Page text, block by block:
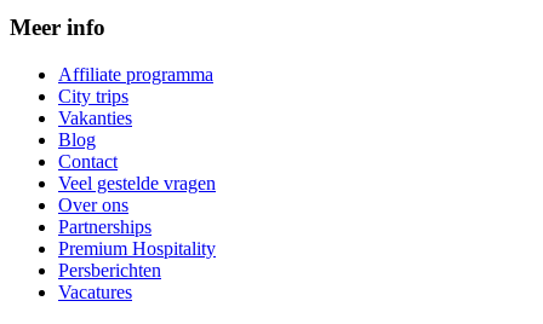
Meer info
Affiliate programma
City trips
Vakanties
Blog
Contact
Veel gestelde vragen
Over ons
Partnerships
Premium Hospitality
Persberichten
Vacatures